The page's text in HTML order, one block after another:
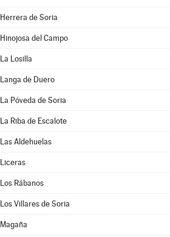
Herrera de Soria
Hinojosa del Campo
La Losilla
Langa de Duero
La Póveda de Soria
La Riba de Escalote
Las Aldehuelas
Liceras
Los Rábanos
Los Villares de Soria
Magaña